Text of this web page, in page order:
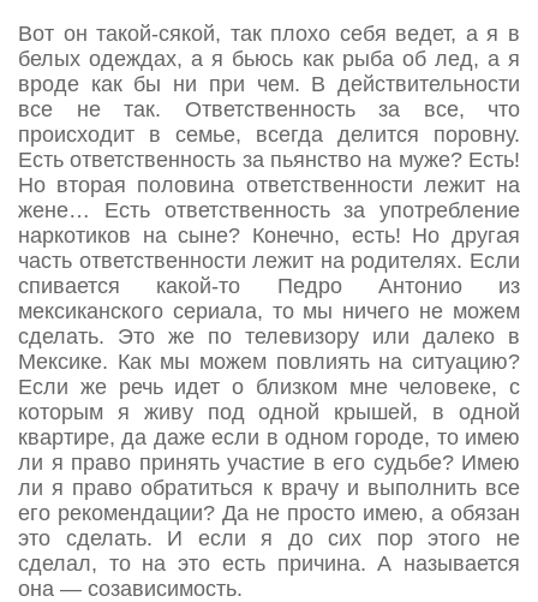
Вот он такой-сякой, так плохо себя ведет, а я в
белых одеждах, а я бьюсь как рыба об лед, а я
вроде как бы ни при чем. В действительности
все не так. Ответственность за все, что
происходит в семье, всегда делится поровну.
Есть ответственность за пьянство на муже? Есть!
Но вторая половина ответственности лежит на
жене… Есть ответственность за употребление
наркотиков на сыне? Конечно, есть! Но другая
часть ответственности лежит на родителях. Если
спивается какой-то Педро Антонио из
мексиканского сериала, то мы ничего не можем
сделать. Это же по телевизору или далеко в
Мексике. Как мы можем повлиять на ситуацию?
Если же речь идет о близком мне человеке, с
которым я живу под одной крышей, в одной
квартире, да даже если в одном городе, то имею
ли я право принять участие в его судьбе? Имею
ли я право обратиться к врачу и выполнить все
его рекомендации? Да не просто имею, а обязан
это сделать. И если я до сих пор этого не
сделал, то на это есть причина. А называется
она — созависимость.